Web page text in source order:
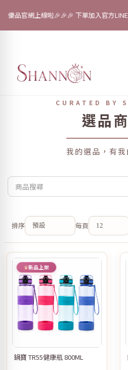
優品官網上線啦🎉🎉🎉 下單加入官方
選品
排序 預設 每頁 12
新品上架
鍋寶 TR55健康瓶 800ML